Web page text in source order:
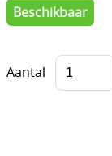
Haken - Vilt
Bloemen uit
Beschikbaar
Aantal